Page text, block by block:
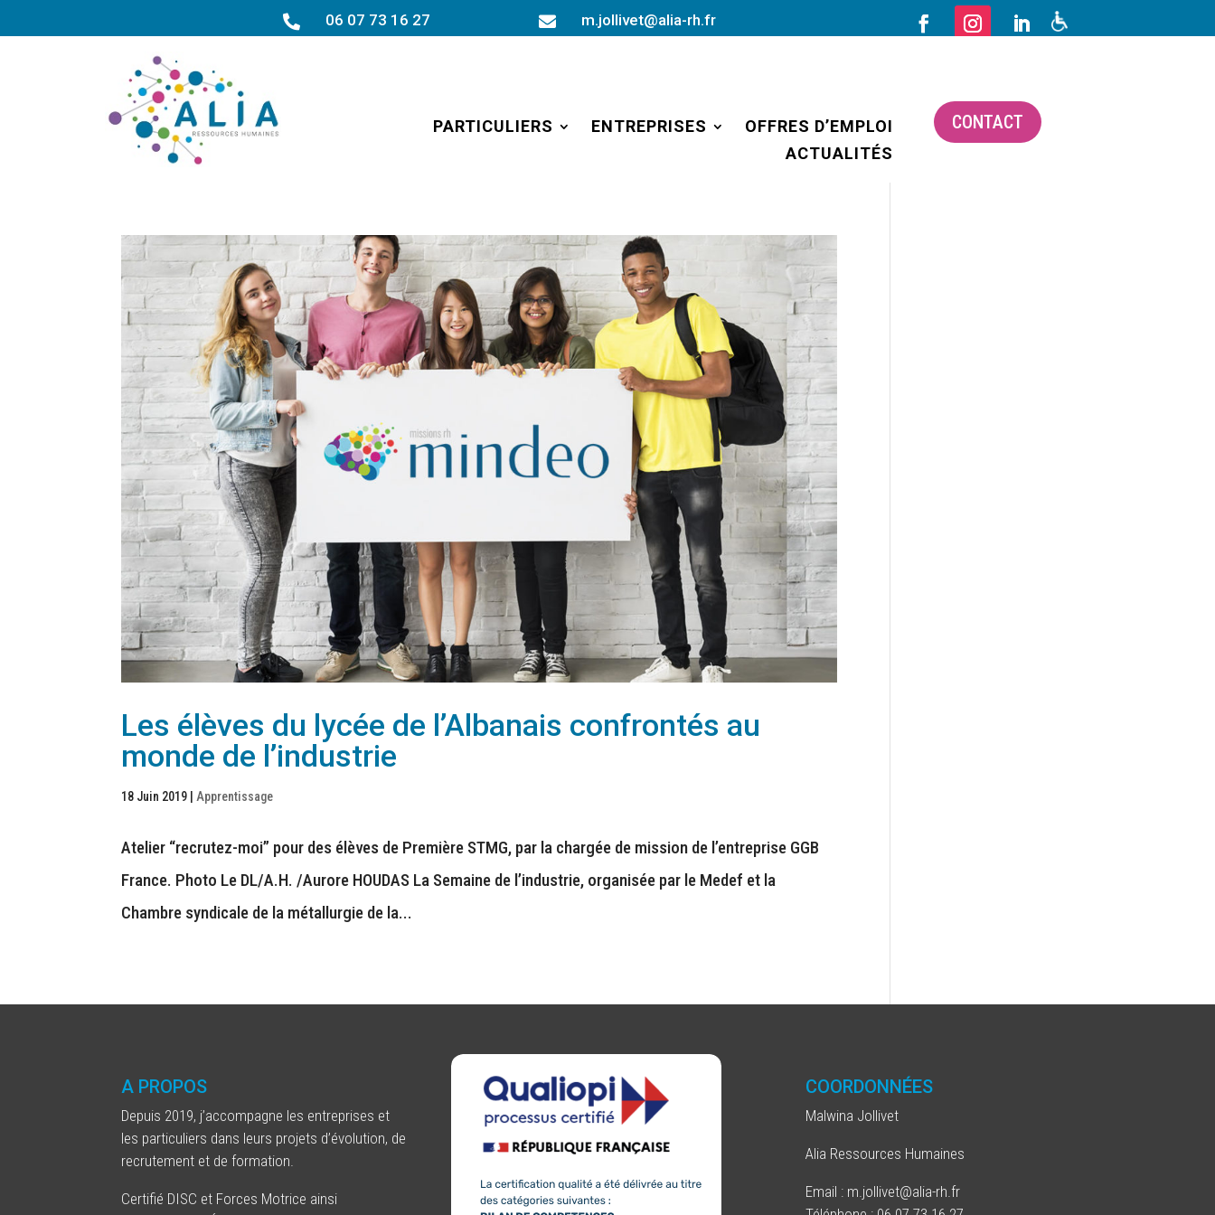
 06 07 73 16 27  m.jollivet@alia-rh.fr
PARTICULIERS ENTREPRISES
OFFRES D’EMPLOI
ACTUALITÉS
CONTACT
Les élèves du lycée de l’Albanais confrontés au
monde de l’industrie
18 Juin 2019 Apprentissage
Atelier “recrutez-moi” pour des élèves de Première STMG, par la chargée de mission de l’entreprise GGB
France. Photo Le DL/A.H. /Aurore HOUDAS La Semaine de l’industrie, organisée par le Medef et la
Chambre syndicale de la métallurgie de la...
A PROPOS
Depuis 2019, j’accompagne les entreprises et
les particuliers dans leurs projets d’évolution, de
recrutement et de formation.
Certifié DISC et Forces Motrice ainsi
COORDONNÉES
Malwina Jollivet
Alia Ressources Humaines
Email : m.jollivet@alia-rh.fr